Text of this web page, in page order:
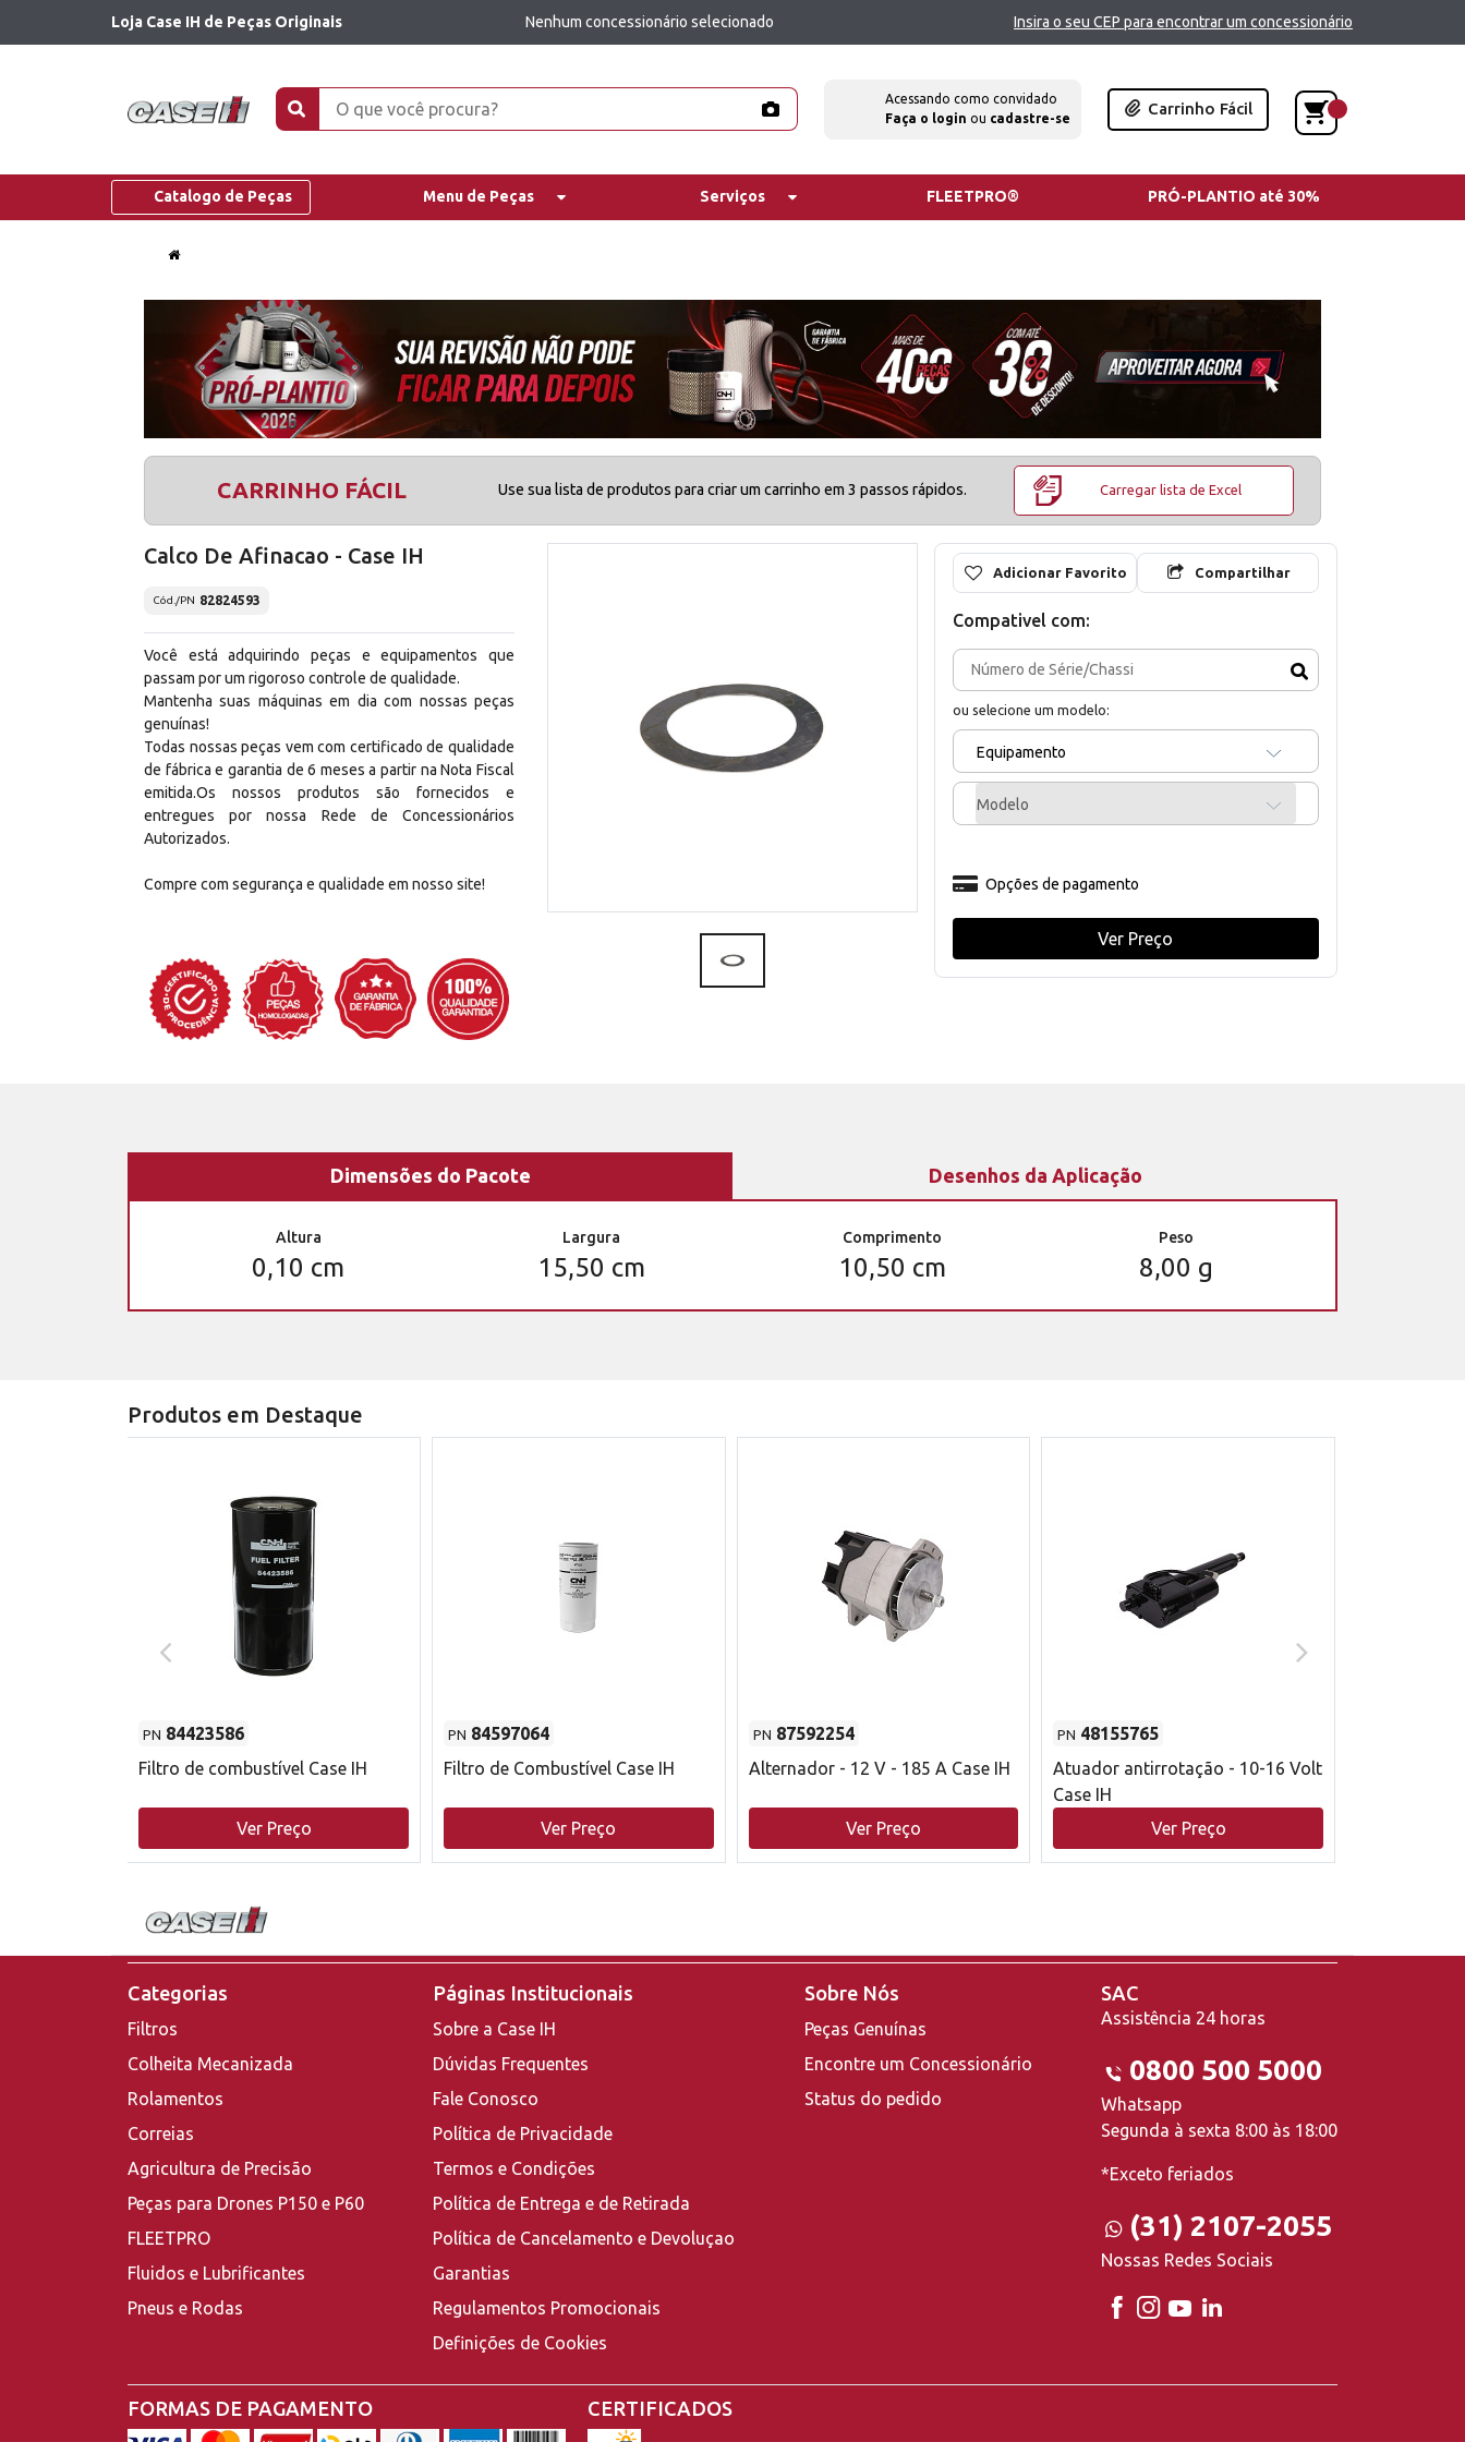
Loja Case IH de Peças Originais Nenhum concessionário selecionado Insira o seu CEP para encontrar um concessionário
Acessando como convidado
Faça o login ou cadastre-se
Carrinho Fácil
Catalogo de Peças Menu de Peças Serviços FLEETPRO® PRÓ-PLANTIO até 30%
CARRINHO FÁCIL Use sua lista de produtos para criar um carrinho em 3 passos rápidos. Carregar lista de Excel
Calco De Afinacao - Case IH
Cód./PN 82824593
Você está adquirindo peças e equipamentos que
passam por um rigoroso controle de qualidade.
Mantenha suas máquinas em dia com nossas peças
genuínas!
Todas nossas peças vem com certificado de qualidade
de fábrica e garantia de 6 meses a partir na Nota Fiscal
emitida.Os nossos produtos são fornecidos e
entregues por nossa Rede de Concessionários
Autorizados.
Compre com segurança e qualidade em nosso site!
Adicionar Favorito Compartilhar
Compativel com:
ou selecione um modelo:
Equipamento
Modelo
Opções de pagamento
Ver Preço
Dimensões do Pacote Desenhos da Aplicação
Altura
0,10 cm
Largura
15,50 cm
Comprimento
10,50 cm
Peso
8,00 g
Produtos em Destaque
PN 84423586
Filtro de combustível Case IH
Ver Preço
PN 84597064
Filtro de Combustível Case IH
Ver Preço
PN 87592254
Alternador - 12 V - 185 A Case IH
Ver Preço
PN 48155765
Atuador antirrotação - 10-16 Volt
Case IH
Ver Preço
Categorias
Filtros
Colheita Mecanizada
Rolamentos
Correias
Agricultura de Precisão
Peças para Drones P150 e P60
FLEETPRO
Fluidos e Lubrificantes
Pneus e Rodas
Páginas Institucionais
Sobre a Case IH
Dúvidas Frequentes
Fale Conosco
Política de Privacidade
Termos e Condições
Política de Entrega e de Retirada
Política de Cancelamento e Devoluçao
Garantias
Regulamentos Promocionais
Definições de Cookies
Sobre Nós
Peças Genuínas
Encontre um Concessionário
Status do pedido
SAC
Assistência 24 horas
0800 500 5000
Whatsapp
Segunda à sexta 8:00 às 18:00
*Exceto feriados
(31) 2107-2055
Nossas Redes Sociais
FORMAS DE PAGAMENTO CERTIFICADOS